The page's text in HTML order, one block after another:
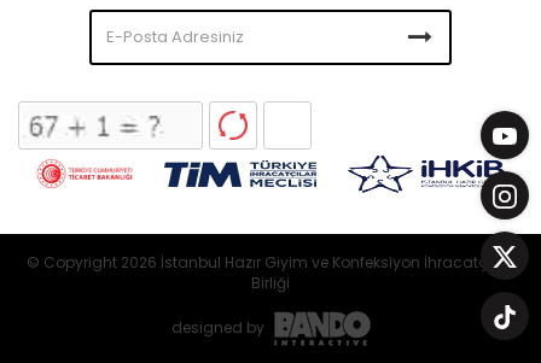
© Copyright 2026 İstanbul Hazır Giyim ve Konfeksiyon İhracatçıları
Birliği
designed by